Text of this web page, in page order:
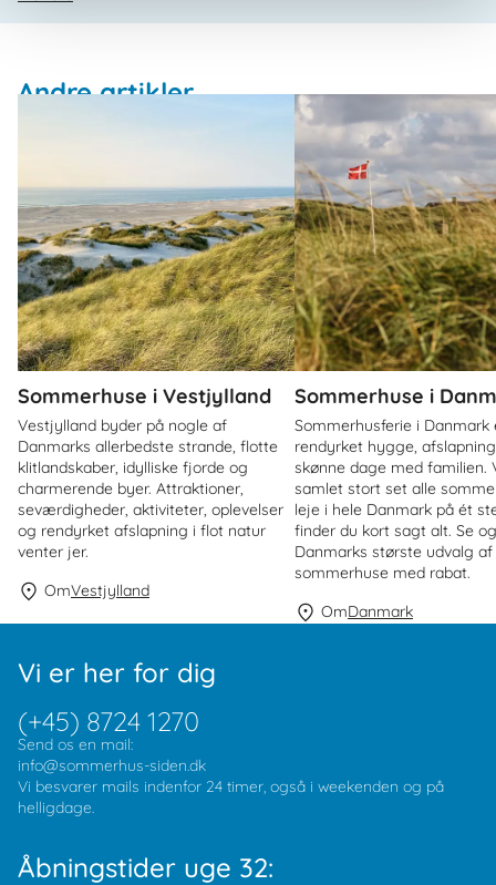
Andre artikler
Sommerhuse i Vestjylland
Vestjylland byder på nogle af
Danmarks allerbedste strande, flotte
klitlandskaber, idylliske fjorde og
charmerende byer. Attraktioner,
seværdigheder, aktiviteter, oplevelser
og rendyrket afslapning i flot natur
venter jer.
OmVestjylland
Sommerhuse i
Sommerhusferie i Danmark
rendyrket hygge,
skønne dage med familien.
samlet stort set alle
leje i hele Danmark på ét
finder du kort sagt alt. Se
Danmarks største udvalg af
sommerhuse med rabat.
OmDanmark
Vi er her for dig
(+45) 8724 1270
Send os en mail:
info@sommerhus-siden.dk
Vi besvarer mails indenfor 24 timer, også i weekenden og på
helligdage.
Åbningstider uge 32: